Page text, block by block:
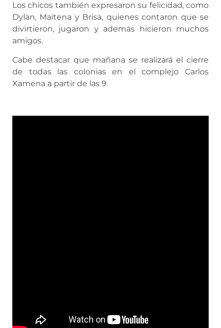
Los chicos también expresaron su felicidad, como
Dylan, Maitena y Brisa, quienes contaron que se
divirtieron, jugaron y además hicieron muchos
amigos.
Cabe destacar que mañana se realizará el cierre
de todas las colonias en el complejo Carlos
Xamena a partir de las 9.